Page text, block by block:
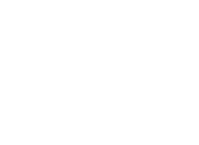
قرن 15 – کتاب نخبگان ورزش ایران – کتاب نخبگان کسب و کار ایران – کتاب نخبگان ایران